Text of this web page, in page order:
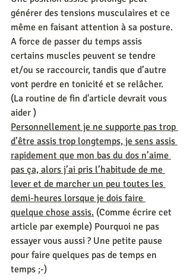
générer des tensions musculaires et ce
même en faisant attention à sa posture.
A force de passer du temps assis
certains muscles peuvent se tendre
et/ou se raccourcir, tandis que d’autre
vont perdre en tonicité et se relâcher.
(La routine de fin d'article devrait vous
aider )
Personnellement je ne supporte pas trop
d’être assis trop longtemps, je sens assis
rapidement que mon bas du dos n’aime
pas ça, alors j’ai pris l’habitude de me
lever et de marcher un peu toutes les
demi-heures lorsque je dois faire
quelque chose assis. (Comme écrire cet
article par exemple) Pourquoi ne pas
essayer vous aussi ? Une petite pause
pour faire quelques pas de temps en
temps ;-)